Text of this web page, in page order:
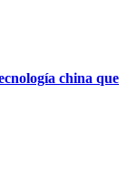
china que